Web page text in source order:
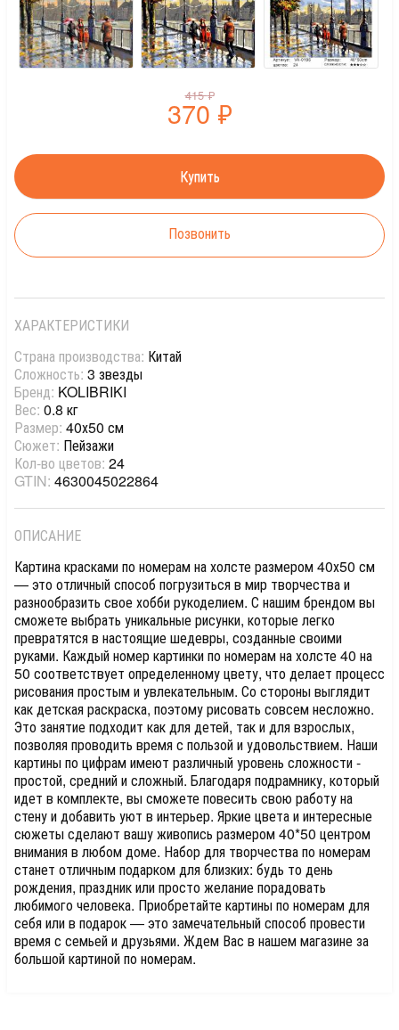
415₽
370 ₽
Позвонить
ХАРАКТЕРИСТИКИ
Страна производства: Китай
Сложность: 3 звезды
Бренд: KOLIBRIKI
Вес: 0.8 кг
Размер: 40х50 см
Сюжет: Пейзажи
Кол-во цветов: 24
GTIN: 4630045022864
ОПИСАНИЕ
Картина красками по номерам на холсте размером 40х50 см
— это отличный способ погрузиться в мир творчества и
разнообразить свое хобби рукоделием. С нашим брендом вы
сможете выбрать уникальные рисунки, которые легко
превратятся в настоящие шедевры, созданные своими
руками. Каждый номер картинки по номерам на холсте 40 на
50 соответствует определенному цвету, что делает процесс
рисования простым и увлекательным. Со стороны выглядит
как детская раскраска, поэтому рисовать совсем несложно.
Это занятие подходит как для детей, так и для взрослых,
позволяя проводить время с пользой и удовольствием. Наши
картины по цифрам имеют различный уровень сложности -
простой, средний и сложный. Благодаря подрамнику, который
идет в комплекте, вы сможете повесить свою работу на
стену и добавить уют в интерьер. Яркие цвета и интересные
сюжеты сделают вашу живопись размером 40*50 центром
внимания в любом доме. Набор для творчества по номерам
станет отличным подарком для близких: будь то день
рождения, праздник или просто желание порадовать
любимого человека. Приобретайте картины по номерам для
себя или в подарок — это замечательный способ провести
время с семьей и друзьями. Ждем Вас в нашем магазине за
большой картиной по номерам.